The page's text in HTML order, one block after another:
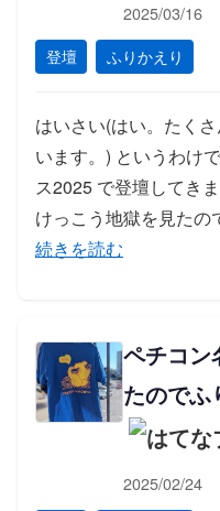
2025/03/16
登壇 ふりかえり
はいさい(はい。たく
います。) というわけ
ス2025 で登壇してき
けっこう地獄を見た
続きを読む
ペチコン
たのでふ
2025/02/24